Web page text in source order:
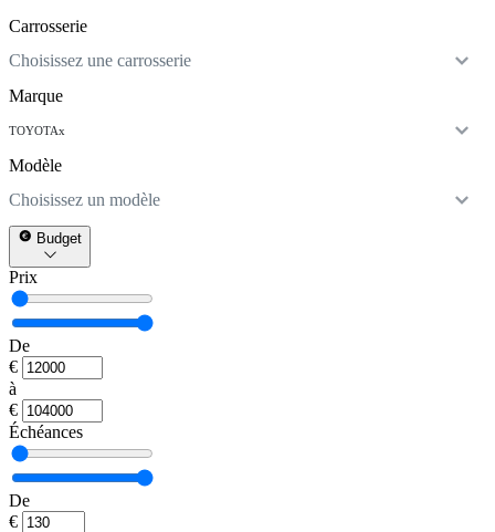
Carrosserie
Choisissez une carrosserie
Marque
TOYOTAx
Modèle
Choisissez un modèle
Budget
Prix
De
€
à
€
Échéances
De
€